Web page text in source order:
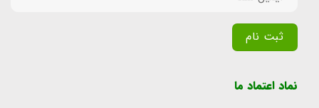
نماد اعتماد ما